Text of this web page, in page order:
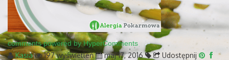
comments powered by HyperComments
Kasia 197 wyświetleń maj 17, 2016 Udostępnij